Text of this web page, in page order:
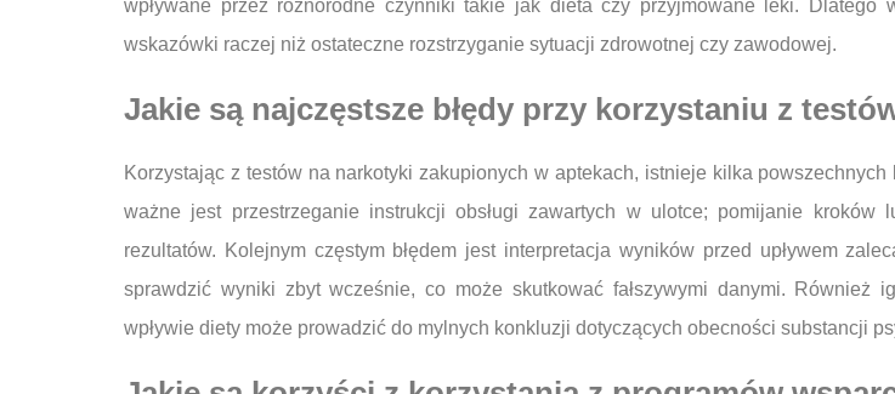
wpływane przez różnorodne czynniki takie jak dieta czy przyjmowane leki.
wskazówki raczej niż ostateczne rozstrzyganie sytuacji zdrowotnej czy zawodowej.
Jakie są najczęstsze błędy przy korzystaniu z
Korzystając z testów na narkotyki zakupionych w aptekach, istnieje kilka powszechnych
ważne jest przestrzeganie instrukcji obsługi zawartych w ulotce; pomijanie kroków
rezultatów. Kolejnym częstym błędem jest interpretacja wyników przed upływem
sprawdzić wyniki zbyt wcześnie, co może skutkować fałszywymi danymi. Również
wpływie diety może prowadzić do mylnych konkluzji dotyczących obecności substancji